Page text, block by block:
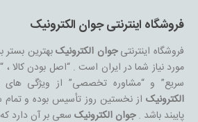
فروشگاه اینترنتی جوان الکترونیک
فروشگاه اینترنتیجوان الکترونیکبهترین بستر
مورد نیاز شما در ایران است . “اصل بودن کالا ،
سریع” و “مشاوره تخصصی” از ویژگی
الکترونیکاز نخستین روز تأسیس بوده و تمام
پایبند باشد .جوان الکترونیکسعی بر آن دارد